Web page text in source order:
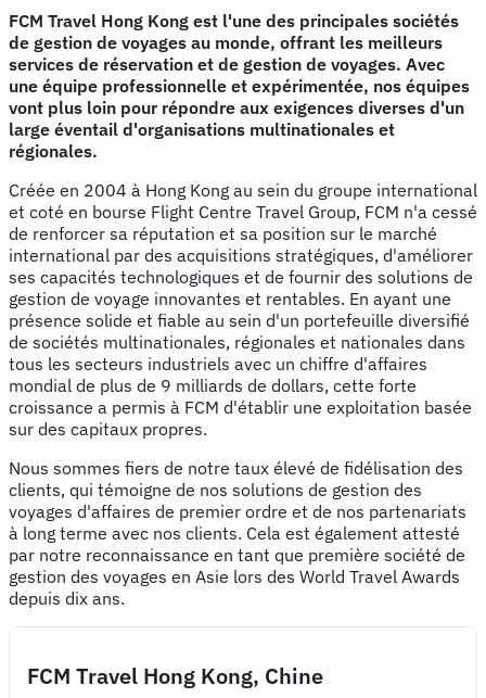
FCM Travel Hong Kong est l'une des principales sociétés
de gestion de voyages au monde, offrant les meilleurs
services de réservation et de gestion de voyages. Avec
une équipe professionnelle et expérimentée, nos équipes
vont plus loin pour répondre aux exigences diverses d'un
large éventail d'organisations multinationales et
régionales.
Créée en 2004 à Hong Kong au sein du groupe international
et coté en bourse Flight Centre Travel Group, FCM n'a cessé
de renforcer sa réputation et sa position sur le marché
international par des acquisitions stratégiques, d'améliorer
ses capacités technologiques et de fournir des solutions de
gestion de voyage innovantes et rentables. En ayant une
présence solide et fiable au sein d'un portefeuille diversifié
de sociétés multinationales, régionales et nationales dans
tous les secteurs industriels avec un chiffre d'affaires
mondial de plus de 9 milliards de dollars, cette forte
croissance a permis à FCM d'établir une exploitation basée
sur des capitaux propres.
Nous sommes fiers de notre taux élevé de fidélisation des
clients, qui témoigne de nos solutions de gestion des
voyages d'affaires de premier ordre et de nos partenariats
à long terme avec nos clients. Cela est également attesté
par notre reconnaissance en tant que première société de
gestion des voyages en Asie lors des World Travel Awards
depuis dix ans.
FCM Travel Hong Kong, Chine